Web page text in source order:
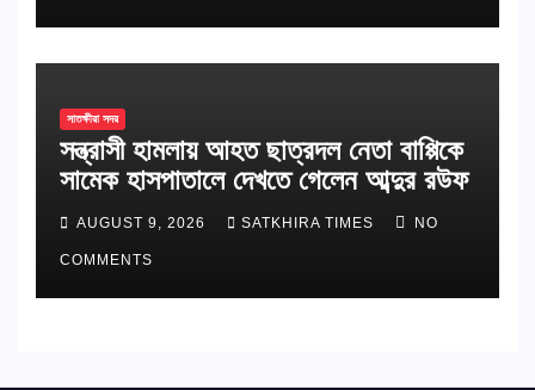
সাতক্ষীরা সদর
সন্ত্রাসী হামলায় আহত ছাত্রদল নেতা বাপ্পিকে
সামেক হাসপাতালে দেখতে গেলেন আব্দুর রউফ
AUGUST 9, 2026 SATKHIRA TIMES NO
COMMENTS